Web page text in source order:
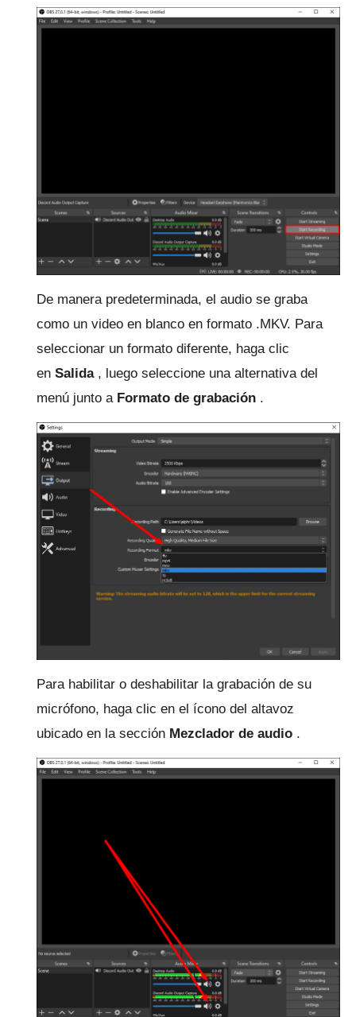
De manera predeterminada, el audio se graba
como un video en blanco en formato .MKV. Para
seleccionar un formato diferente, haga clic
en Salida, luego seleccione una alternativa del
menú junto a Formato de grabación .
Para habilitar o deshabilitar la grabación de su
micrófono, haga clic en el ícono del altavoz
ubicado en la sección Mezclador de audio .